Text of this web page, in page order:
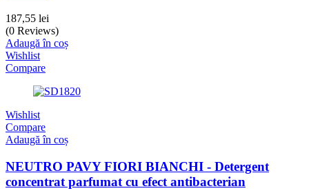
187,55 lei
(0 Reviews)
Adaugă în coș
Wishlist
Compare
Wishlist
Compare
Adaugă în coș
NEUTRO PAVY FIORI BIANCHI - Detergent
concentrat parfumat cu efect antibacterian